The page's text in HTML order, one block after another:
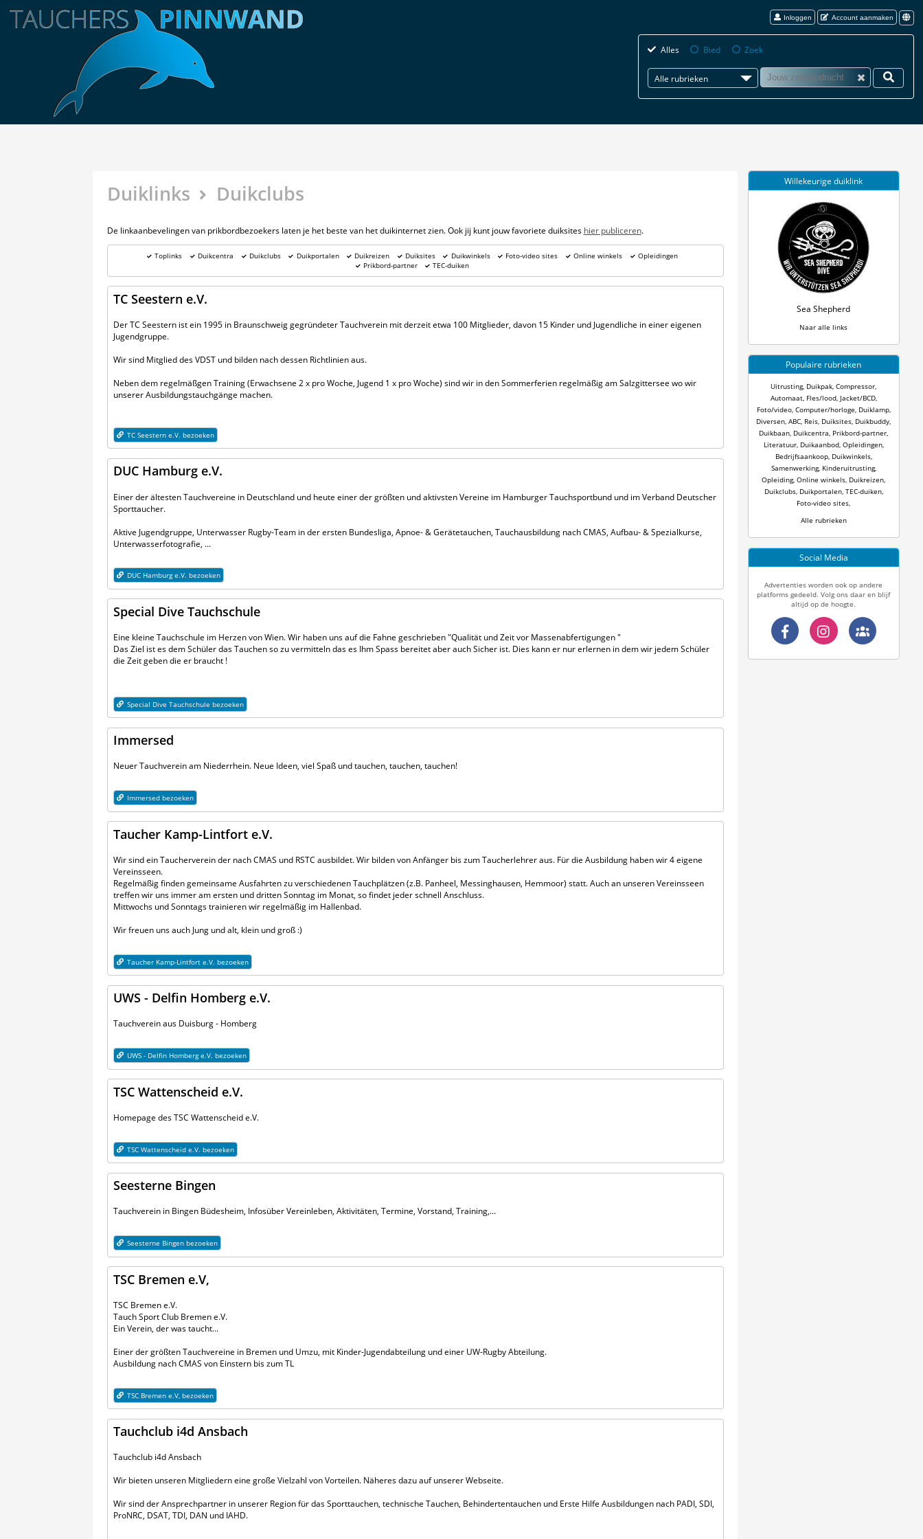
Inloggen Account aanmaken
Alles Bied Zoek
Alle rubrieken
Duiklinks Duikclubs
De linkaanbevelingen van prikbordbezoekers laten je het beste van het duikinternet zien. Ook jij kunt jouw favoriete duiksites hier publiceren.
Toplinks Duikcentra Duikclubs Duikportalen Duikreizen Duiksites Duikwinkels Foto-video sites Online winkels
Opleidingen
Prikbord-partner
TEC-duiken
TC Seestern e.V.
Der TC Seestern ist ein 1995 in Braunschweig gegründeter Tauchverein mit derzeit etwa 100 Mitglieder, davon 15 Kinder und Jugendliche in einer eigenen
Jugendgruppe.
Wir sind Mitglied des VDST und bilden nach dessen Richtlinien aus.
Neben dem regelmäßgen Training (Erwachsene 2 x pro Woche, Jugend 1 x pro Woche) sind wir in den Sommerferien regelmäßig am Salzgittersee wo wir
unserer Ausbildungstauchgänge machen.
TC Seestern e.V. bezoeken
DUC Hamburg e.V.
Einer der ältesten Tauchvereine in Deutschland und heute einer der größten und aktivsten Vereine im Hamburger Tauchsportbund und im Verband Deutscher
Sporttaucher.
Aktive Jugendgruppe, Unterwasser Rugby-Team in der ersten Bundesliga, Apnoe- & Gerätetauchen, Tauchausbildung nach CMAS, Aufbau- & Spezialkurse,
Unterwasserfotografie, ...
DUC Hamburg e.V. bezoeken
Special Dive Tauchschule
Eine kleine Tauchschule im Herzen von Wien. Wir haben uns auf die Fahne geschrieben "Qualität und Zeit vor Massenabfertigungen "
Das Ziel ist es dem Schüler das Tauchen so zu vermitteln das es Ihm Spass bereitet aber auch Sicher ist. Dies kann er nur erlernen in dem wir jedem Schüler
die Zeit geben die er braucht !
Special Dive Tauchschule bezoeken
Immersed
Neuer Tauchverein am Niederrhein. Neue Ideen, viel Spaß und tauchen, tauchen, tauchen!
Immersed bezoeken
Taucher Kamp-Lintfort e.V.
Wir sind ein Taucherverein der nach CMAS und RSTC ausbildet. Wir bilden von Anfänger bis zum Taucherlehrer aus. Für die Ausbildung haben wir 4 eigene
Vereinsseen.
Regelmäßig finden gemeinsame Ausfahrten zu verschiedenen Tauchplätzen (z.B. Panheel, Messinghausen, Hemmoor) statt. Auch an unseren Vereinsseen
treffen wir uns immer am ersten und dritten Sonntag im Monat, so findet jeder schnell Anschluss.
Mittwochs und Sonntags trainieren wir regelmäßig im Hallenbad.
Wir freuen uns auch Jung und alt, klein und groß :)
Taucher Kamp-Lintfort e.V. bezoeken
UWS - Delfin Homberg e.V.
Tauchverein aus Duisburg - Homberg
UWS - Delfin Homberg e.V. bezoeken
TSC Wattenscheid e.V.
Homepage des TSC Wattenscheid e.V.
TSC Wattenscheid e.V. bezoeken
Seesterne Bingen
Tauchverein in Bingen Büdesheim, Infosüber Vereinleben, Aktivitäten, Termine, Vorstand, Training,...
Seesterne Bingen bezoeken
TSC Bremen e.V,
TSC Bremen e.V.
Tauch Sport Club Bremen e.V.
Ein Verein, der was taucht...
Einer der größten Tauchvereine in Bremen und Umzu, mit Kinder-Jugendabteilung und einer UW-Rugby Abteilung.
Ausbildung nach CMAS von Einstern bis zum TL
TSC Bremen e.V, bezoeken
Tauchclub i4d Ansbach
Tauchclub i4d Ansbach
Wir bieten unseren Mitgliedern eine große Vielzahl von Vorteilen. Näheres dazu auf unserer Webseite.
Wir sind der Ansprechpartner in unserer Region für das Sporttauchen, technische Tauchen, Behindertentauchen und Erste Hilfe Ausbildungen nach PADI, SDI,
ProNRC, DSAT, TDI, DAN und IAHD.
Willekeurige duiklink
Sea Shepherd
Naar alle links
Populaire rubrieken
Uitrusting, Duikpak Compressor
Automaat, Fles/lood, Jacket/BCD,
Foto/video, Computer/horloge Duiklamp,
Diversen ABC Reis Duiksites Duikbuddy
Duikbaan Duikcentra Prikbord-partner
Literatuur, Duikaanbod, Opleidingen,
Bedrijfsaankoop, Duikwinkels,
Samenwerking, Kinderuitrusting,
Opleiding, Online winkels Duikreizen
Duikclubs, Duikportalen, TEC-duiken,
Foto-video sites
Alle rubrieken
Social Media
Advertenties worden ook op andere
platforms gedeeld. Volg ons daar en blijf
altijd op de hoogte.